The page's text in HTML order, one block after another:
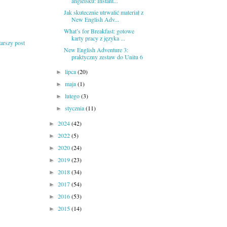
post
Jak skutecznie utrwalić materiał z
New English Adv...
What’s for Breakfast: gotowe
karty pracy z języka ...
New English Adventure 3:
praktyczny zestaw do Unitu 6
►lipca(20)
►maja(1)
►lutego(3)
►stycznia(11)
► 2024(42)
► 2022(5)
► 2020(24)
► 2019(23)
► 2018(34)
► 2017(54)
► 2016(53)
► 2015(14)